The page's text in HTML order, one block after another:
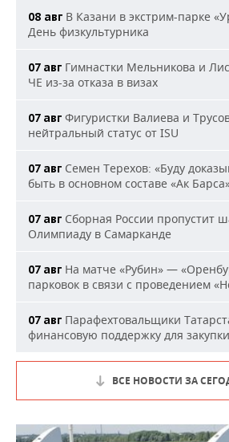
08 авг В Казани в экстрим-парке
День физкультурника
07 авг Гимнастки Мельникова и
ЧЕ из-за отказа в визах
07 авг Фигуристки Валиева и
нейтральный статус от ISU
07 авг Семен Терехов: «Буду
быть в основном составе «Ак
07 авг Сборная России пропустит
Олимпиаду в Самарканде
07 авг На матче «Рубин» —
парковок в связи с проведением
07 авг Парафехтовальщики
финансовую поддержку для
ВСЕ НОВОСТИ ЗА